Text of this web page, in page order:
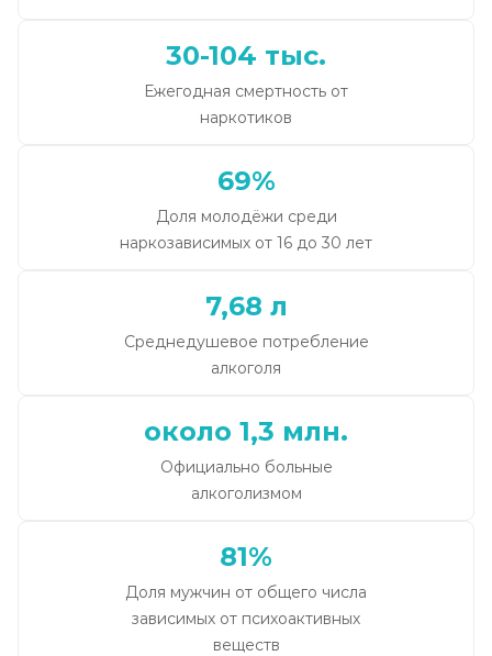
30-104 тыс.
Ежегодная смертность от
наркотиков
69%
Доля молодёжи среди
наркозависимых от 16 до 30 лет
7,68 л
Среднедушевое потребление
алкоголя
около 1,3 млн.
Официально больные
алкоголизмом
81%
Доля мужчин от общего числа
зависимых от психоактивных
веществ